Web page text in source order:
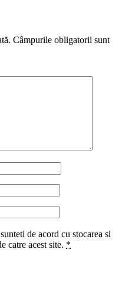
Câmpurile obligatorii sunt
de acord cu stocarea si
catre acest site. *